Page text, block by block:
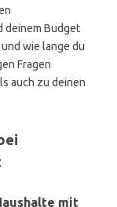
deinem Budget
wie lange du
Fragen
auch zu deinen
mit